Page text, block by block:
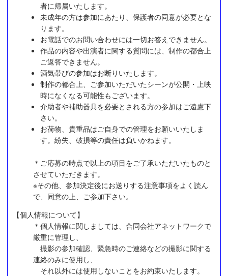
者に帰属いたします。
未成年の方は参加にあたり、保護者の同意が必要とな
ります。
お電話でのお問い合わせには一切お答えできません。
作品の内容や出演者に関する質問には、制作の都合上
ご返答できません。
酒気帯びの参加はお断りいたします。
制作の都合上、ご参加いただいたシーンが公開・上映
時になくなる可能性もございます。
介助者や補助器具を必要とされる方の参加はご遠慮下
さい。
お荷物、貴重品はご自身での管理をお願いいたしま
す。紛失、破損等の責任は負いかねます。
＊ご応募の時点で以上の項目をご了承いただいたものと
させていただきます。
※その他、参加決定後にお送りする注意事項をよく読ん
で、同意の上、ご参加下さい。
【個人情報について】
＊個人情報に関しましては、合同会社アネットワークで
厳重に管理し、
撮影の参加確認、緊急時のご連絡などの撮影に関する
連絡のみに使用し、
それ以外には使用しないことをお約束いたします。